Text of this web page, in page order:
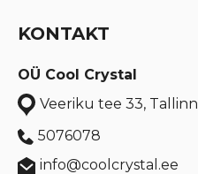
KONTAKT
OÜ Cool Crystal
Veeriku tee 33, Tallinn
5076078
info@coolcrystal.ee